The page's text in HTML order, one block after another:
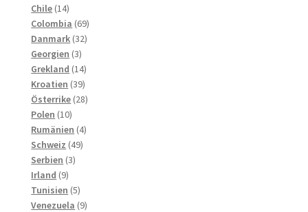
Chile 1414
produkter
Colombia 6969
produkter
Danmark 3232
Georgien 33
produkter
Grekland 1414
produkter
Kroatien 3939
produkter
Österrike 2828
Polen 1010
produkter
Rumänien 44
Schweiz 4949
Serbien 33
Irland 99
produkter
Tunisien 55
produkter
Venezuela 99